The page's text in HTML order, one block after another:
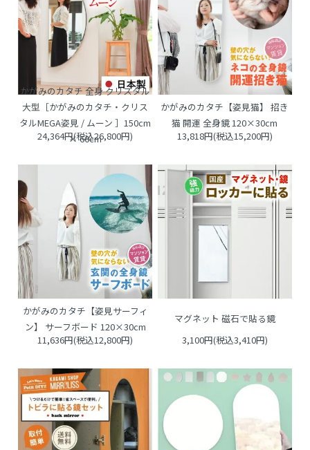
かがみのカタチ 全身 クリスタル
大型［かがみのカタチ・クリス
タルMEGA姿見 / ムーン ］150cm
× 60cm
24,364円(税込26,800円)
かがみのカタチ【姿見猫】 招き
猫 開運 全身鏡 120×30cm
13,818円(税込15,200円)
かがみのカタチ【姿見サーフィ
ン】 サーフボード 120×30cm
11,636円(税込12,800円)
マグネット 磁石で貼る鏡
3,100円(税込3,410円)